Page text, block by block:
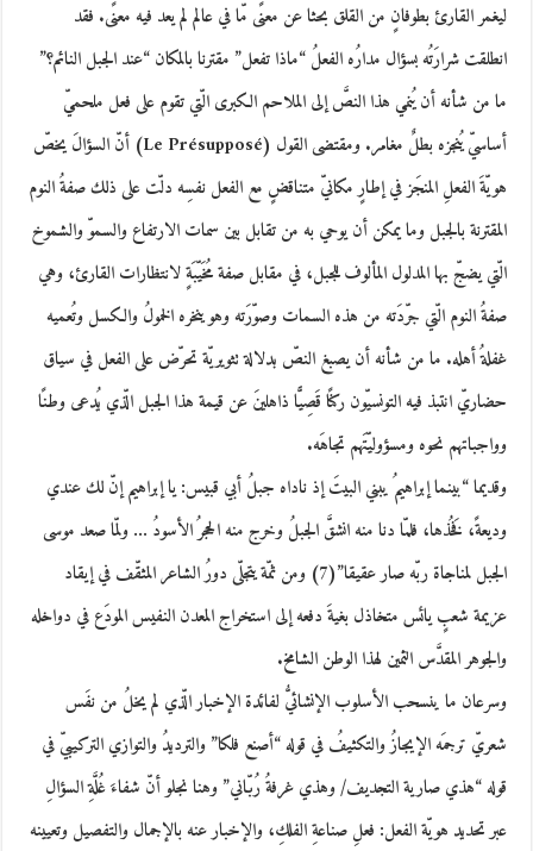
ليغمر القارئ بطوفانٍ من القلق بحثا عن معنًى مّا في عالم لم يعد فيه معنًى. فقد
انطلقت شرارَتُه بسؤال مدارُه الفعلُ “ماذا تفعل” مقترنا بالمكان “عند الجبل النائم؟”
ما من شأنه أن يُنمي هذا النصَّ إلى الملاحم الكبرى الّتي تقوم على فعل ملحميّ
أساسيّ يُنجزه بطلٌ مغامر. ومقتضى القول (Le Présupposé) أنّ السؤالَ يخصّ
هويّةَ الفعلِ المنجَز في إطارٍ مكانيّ متناقضٍ مع الفعل نفسِه دلّت على ذلك صفةُ النوم
المقترنة بالجبل وما يمكن أن يوحي به من تقابل بين سمات الارتفاع والسموّ والشموخ
الّتي يضجّ بها المدلول المألوف للجبل، في مقابل صفة مُخَيّبَةٍ لانتظارات القارئ، وهي
صفةُ النوم الّتي جرّدَته من هذه السمات وصوّرَته وهو ينخره الخمولُ والكسل وتُعميه
غفلةُ أهله. ما من شأنه أن يصبغ النصّ بدلالة تثويريّة تحرّض على الفعل في سياق
حضاريّ انتبذ فيه التونسيّون ركنًا قَصِيًّا ذاهلينَ عن قيمة هذا الجبل الّذي يُدعى وطنًا
وواجباتهم نحوه ومسؤوليّتَهم تجاهَه.
وقديما “بينما إبراهيمُ يبني البيتَ إذ ناداه جبلُ أبي قبيس: يا إبراهيم إنّ لك عندي
وديعةً، فَخُذها، فلمّا دنا منه انشقَّ الجبلُ وخرج منه الحجرُ الأسودُ … ولمّا صعد موسى
الجبل لمناجاة ربّه صار عقيقا”(7) ومن ثمّة يتجلّى دورُ الشاعر المثقّف في إيقاد
عزيمة شعبٍ يائس متخاذل بغيةَ دفعه إلى استخراج المعدن النفيس المودَع في دواخله
والجوهر المقدَّس الثمين لهذا الوطن الشامخ.
وسرعان ما ينسحب الأسلوب الإنشائيُّ لفائدة الإخبار الّذي لم يخلُ من نفَس
شعريّ ترجمَه الإيجازُ والتكثيفُ في قوله “أصنع فلكا” والترديدُ والتوازي التركيبيّ في
قوله “هذي صارية التجديف/ وهذي غرفةُ رُبّاني” وهنا نجلو أنّ شفاءَ غُلَّةِ السؤالِ
عبر تحديد هويّة الفعل: فعلِ صناعةِ الفلكِ، والإخبار عنه بالإجمال والتفصيل وتعيينه